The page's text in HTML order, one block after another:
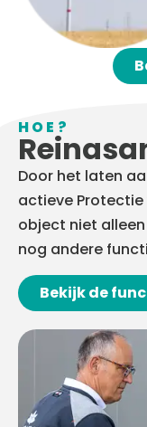
HOE?
Door het laten
actieve
object niet alleen
nog andere
Bekijk de